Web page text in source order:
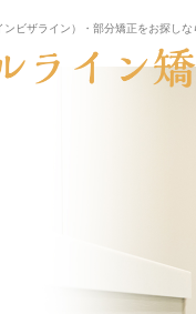
ビザライン）・部分矯正をお探し